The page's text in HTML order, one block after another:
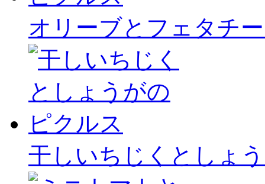
オリーブとフェタチ
干しいちじくとしょ